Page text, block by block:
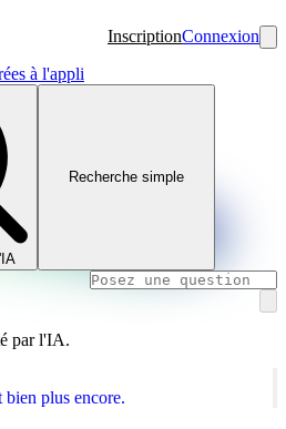
InscriptionConnexion
à l'appli
Recherche simple
par l'IA.
plus encore.